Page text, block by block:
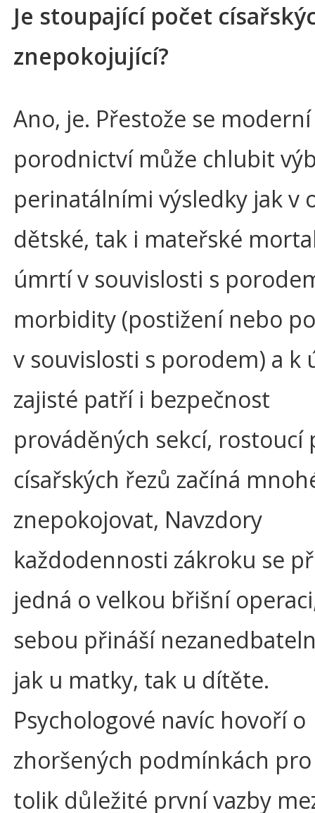
Je stoupající počet
znepokojující?
Ano, je. Přestože se moderní
porodnictví může chlubit
perinatálními výsledky jak v
dětské, tak i mateřské
úmrtí v souvislosti s
morbidity (postižení nebo
v souvislosti s porodem) a k
zajisté patří i bezpečnost
prováděných sekcí, rostoucí
císařských řezů začíná
znepokojovat, Navzdory
každodennosti zákroku se
jedná o velkou břišní
sebou přináší
jak u matky, tak u dítěte.
Psychologové navíc hovoří o
zhoršených podmínkách
tolik důležité první vazby